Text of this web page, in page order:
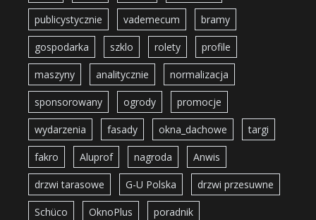
publicystycznie vademecum bramy
gospodarka szklo rolety profile
maszyny analitycznie normalizacja
sponsorowany ogrody promocje
wydarzenia fasady okna_dachowe targi
fakro Aluprof nagroda Anwis
drzwi tarasowe G-U Polska drzwi przesuwne
Schüco OknoPlus poradnik